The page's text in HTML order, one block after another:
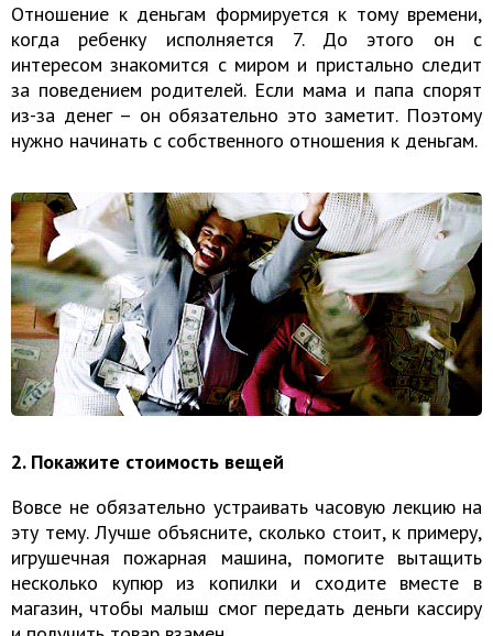
Отношение к деньгам формируется к тому времени,
когда ребенку исполняется 7. До этого он с
интересом знакомится с миром и пристально следит
за поведением родителей. Если мама и папа спорят
из-за денег – он обязательно это заметит. Поэтому
нужно начинать с собственного отношения к деньгам.
2. Покажите стоимость вещей
Вовсе не обязательно устраивать часовую лекцию на
эту тему. Лучше объясните, сколько стоит, к примеру,
игрушечная пожарная машина, помогите вытащить
несколько купюр из копилки и сходите вместе в
магазин, чтобы малыш смог передать деньги кассиру